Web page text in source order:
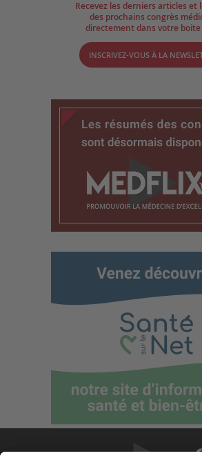
Recevez les derniers articles et
des prochains congrès
directement dans votre boite
INSCRIVEZ-VOUS À LA